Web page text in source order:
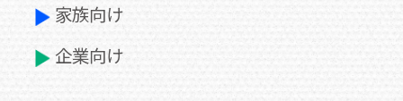
家族向け
企業向け